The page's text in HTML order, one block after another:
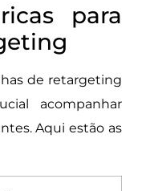
para
de retargeting
acompanhar
Aqui estão as